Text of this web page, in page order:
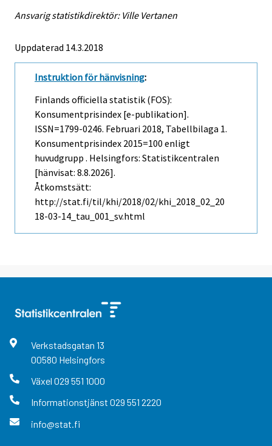
Ansvarig statistikdirektör: Ville Vertanen
Uppdaterad 14.3.2018
Instruktion för hänvisning:
Finlands officiella statistik (FOS):
Konsumentprisindex [e-publikation].
ISSN=1799-0246. Februari 2018, Tabellbilaga 1.
Konsumentprisindex 2015=100 enligt
huvudgrupp . Helsingfors: Statistikcentralen
[hänvisat: 8.8.2026].
Åtkomstsätt:
http://stat.fi/til/khi/2018/02/khi_2018_02_20
18-03-14_tau_001_sv.html
Verkstadsgatan 13
00580 Helsingfors
Växel 029 551 1000
Informationstjänst 029 551 2220
info@stat.fi